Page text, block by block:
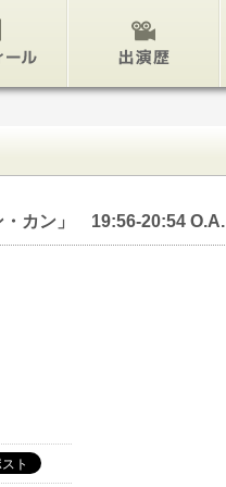
カン」 19:56-20:54 O.A.